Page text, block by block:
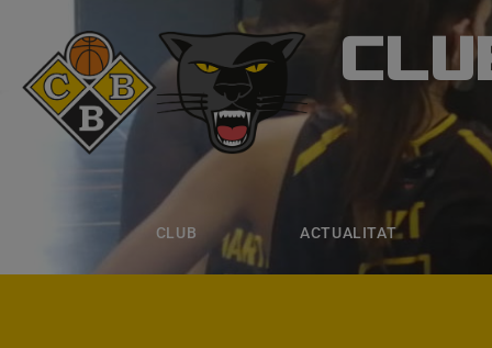
CLUB ACTUALITAT
CLUB
ACTUALITAT